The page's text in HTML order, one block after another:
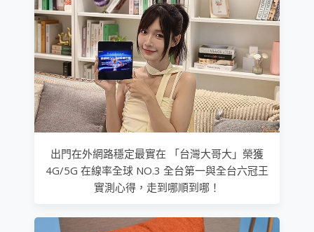
出門在外網路穩定最實在 「台灣大哥大」榮獲
4G/5G 在線率全球 NO.3 全台第一與全台六冠王
實測心得，走到哪順到哪！